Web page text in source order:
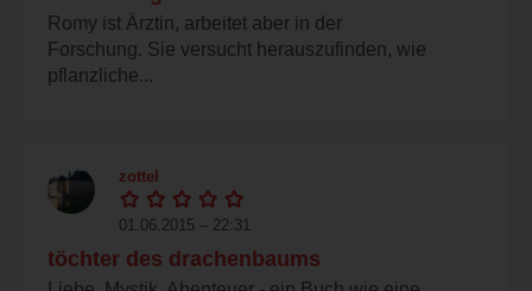
Romy ist Ärztin, arbeitet aber in der
Forschung. Sie versucht herauszufinden, wie
pflanzliche...
zottel
01.06.2015 – 22:31
töchter des drachenbaums